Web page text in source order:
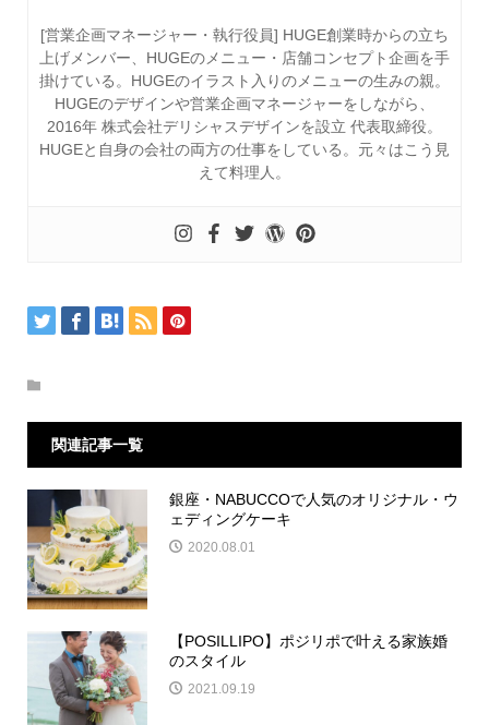
[営業企画マネージャー・執行役員] HUGE創業時からの立ち
上げメンバー、HUGEのメニュー・店舗コンセプト企画を手
掛けている。HUGEのイラスト入りのメニューの生みの親。
HUGEのデザインや営業企画マネージャーをしながら、
2016年 株式会社デリシャスデザインを設立 代表取締役。
HUGEと自身の会社の両方の仕事をしている。元々はこう見
えて料理人。
関連記事一覧
銀座・NABUCCOで人気のオリジナル・ウ
ェディングケーキ
2020.08.01
【POSILLIPO】ポジリポで叶える家族婚
のスタイル
2021.09.19